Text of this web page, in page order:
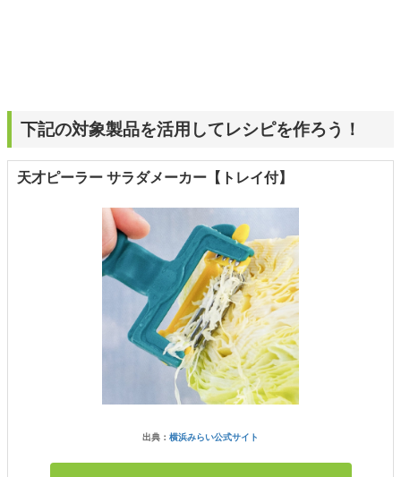
下記の対象製品を活用してレシピを作ろう！
天才ピーラー サラダメーカー【トレイ付】
出典： 横浜みらい公式サイト